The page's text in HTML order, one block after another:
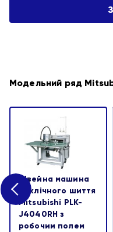
Модельний ряд
Швейна машина
циклічного шиття
Mitsubishi PLK-
J4040RH з
робочим полем